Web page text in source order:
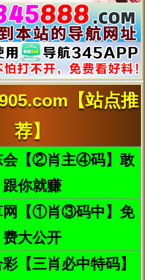
也可以理解为：这间房子里藏着许多“功能
们才现身，不需要的时候它是隐藏的，而
的不同时段承担着不同的功能。这不是大
Michelle的浴缸。
去就是Andy所期待的家庭影院，他还